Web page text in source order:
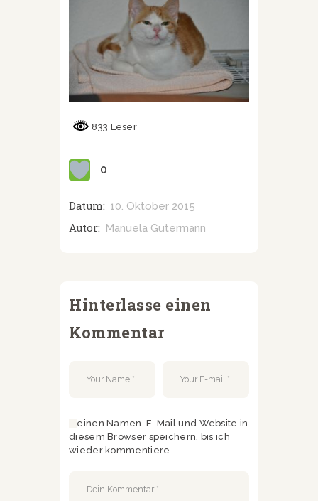
833 Leser
0
Datum: 10. Oktober 2015
Autor: Manuela Gutermann
Hinterlasse einen
Kommentar
Meinen Namen, E-Mail und Website in
diesem Browser speichern, bis ich
wieder kommentiere.